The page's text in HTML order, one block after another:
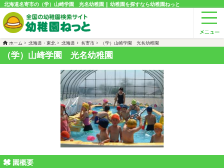
北海道名寄市の（学）山崎学園 光名幼稚園 | 幼稚園を探すなら幼稚園ねっと
ホーム 北海道・東北 北海道 名寄市 （学）山崎学園 光名幼稚園
（学）山崎学園 光名幼稚園
園概要